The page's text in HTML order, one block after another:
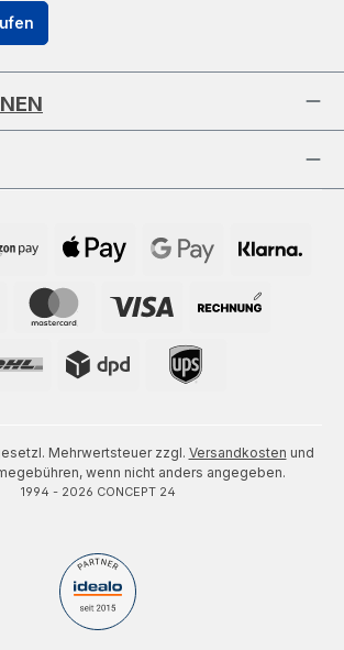
Mehrwertsteuer zzgl. Versandkosten und
wenn nicht anders angegeben.
1994 - 2026 CONCEPT 24